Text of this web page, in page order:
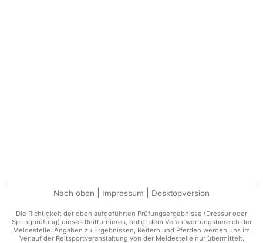
Nach oben Impressum Desktopversion
Die Richtigkeit der oben aufgeführten Prüfungsergebnisse (Dressur oder
Springprüfung) dieses Reitturnieres, obligt dem Verantwortungsbereich der
Meldestelle. Angaben zu Ergebnissen, Reitern und Pferden werden uns im
Verlauf der Reitsportveranstaltung von der Meldestelle nur übermittelt.